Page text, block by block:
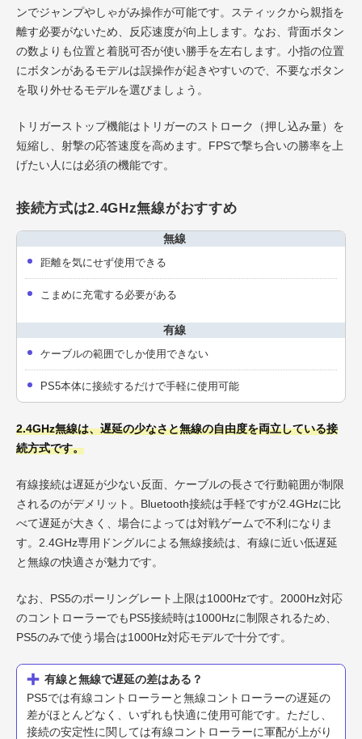
ンでジャンプやしゃがみ操作が可能です。スティックから親指を
離す必要がないため、反応速度が向上します。なお、背面ボタン
の数よりも位置と着脱可否が使い勝手を左右します。小指の位置
にボタンがあるモデルは誤操作が起きやすいので、不要なボタン
を取り外せるモデルを選びましょう。
トリガーストップ機能はトリガーのストローク（押し込み量）を
短縮し、射撃の応答速度を高めます。FPSで撃ち合いの勝率を上
げたい人には必須の機能です。
接続方式は2.4GHz無線がおすすめ
無線
距離を気にせず使用できる
こまめに充電する必要がある
有線
ケーブルの範囲でしか使用できない
PS5本体に接続するだけで手軽に使用可能
2.4GHz無線は、遅延の少なさと無線の自由度を両立している接
続方式です。
有線接続は遅延が少ない反面、ケーブルの長さで行動範囲が制限
されるのがデメリット。Bluetooth接続は手軽ですが2.4GHzに比
べて遅延が大きく、場合によっては対戦ゲームで不利になりま
す。2.4GHz専用ドングルによる無線接続は、有線に近い低遅延
と無線の快適さが魅力です。
なお、PS5のポーリングレート上限は1000Hzです。2000Hz対応
のコントローラーでもPS5接続時は1000Hzに制限されるため、
PS5のみで使う場合は1000Hz対応モデルで十分です。
有線と無線で遅延の差はある？
PS5では有線コントローラーと無線コントローラーの遅延の
差がほとんどなく、いずれも快適に使用可能です。ただし、
接続の安定性に関しては有線コントローラーに軍配が上がり